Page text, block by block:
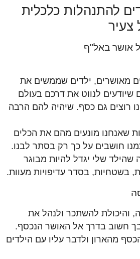
להתנהלות כלכלית
צעיר
אושר באל"ף
מאושרים, ילדים שממשים את
שיודעים לנווט את דרכם בעולם
רוצים גם כסף. שיהיה להם הרבה
שאנחנו מונעים מהם את הכלים
חושבים על כך רק בסתר לבנו.
שהילד שלי יגדל להיות מבוגר
בשטחיות, בסדר עדיפויות מעוות.
והיכולת להשתכר ולנהל את
חשוב בדרך אל האושר הנכסף.
מהארון ולדבר עליו עם הילדים